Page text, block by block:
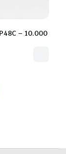
– 10.000